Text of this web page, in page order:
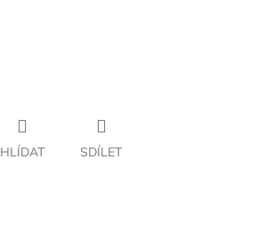
HLÍDAT SDÍLET